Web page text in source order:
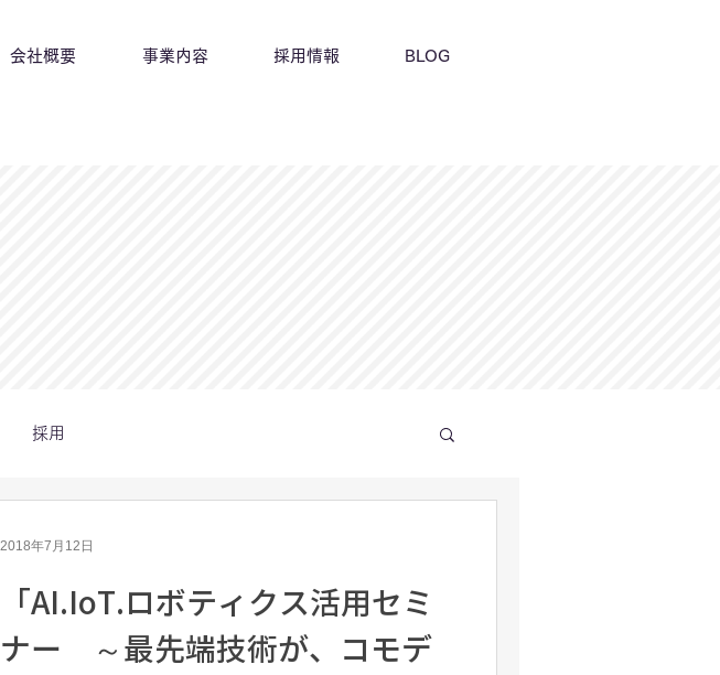
会社概要 事業内容 採用情報 BLOG
採用
「AI.IoT.ロボティクス活用セミ
ナー ～最先端技術が、コモデ
2018年7月12日